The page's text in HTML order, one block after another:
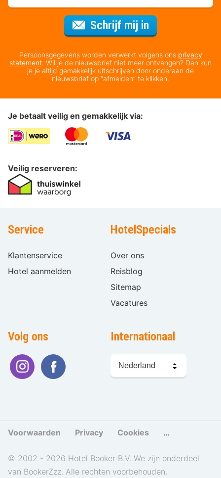
Schrijf mij in
Persoonsgegevens worden verwerkt volgens ons privacy
statement. Wil je de nieuwsbrief niet meer ontvangen? Dan kun
je je altijd gemakkelijk uitschrijven door onderaan de
nieuwsbrief op “afmelden” te klikken.
Je betaalt veilig en gemakkelijk via:
Veilig reserveren:
Service
Klantenservice
Hotel aanmelden
HotelSpecials
Over ons
Reisblog
Sitemap
Vacatures
Volg ons Internationaal
kiezen
Voorwaarden Privacy Cookies Cookies
© 2002 - 2026 Hotel Booker B.V. We zijn onderdeel
van BookerZzz. Alle rechten voorbehouden.